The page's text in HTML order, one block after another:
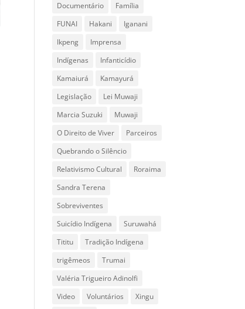
Documentário
Família
FUNAI
Hakani
Iganani
Ikpeng
Imprensa
Indígenas
Infanticídio
Kamaiurá
Kamayurá
Legislação
Lei Muwaji
Marcia Suzuki
Muwaji
O Direito de Viver
Parceiros
Quebrando o Silêncio
Relativismo Cultural
Roraima
Sandra Terena
Sobreviventes
Suicídio Indígena
Suruwahá
Tititu
Tradição Indígena
trigêmeos
Trumai
Valéria Trigueiro Adinolfi
Video
Voluntários
Xingu